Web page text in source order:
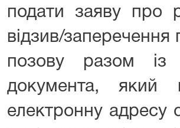
подати заяву про
відзив/
позову разом із
документа, який
електронну адресу